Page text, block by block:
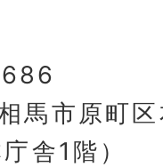
馬市原町
舎1階）